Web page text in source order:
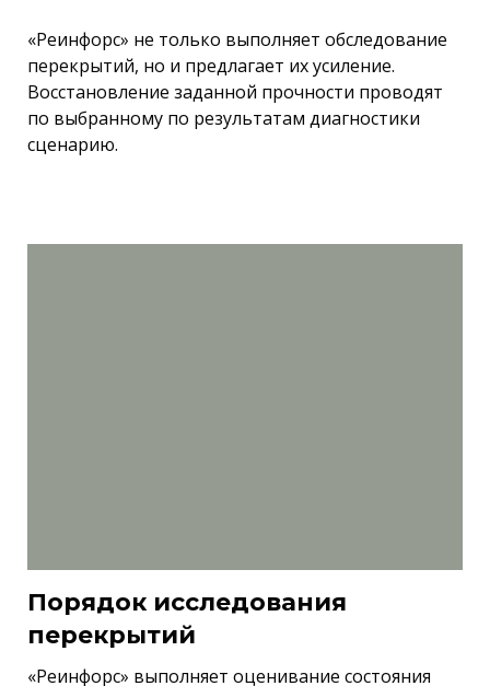
«Реинфорс» не только выполняет обследование
перекрытий, но и предлагает их усиление.
Восстановление заданной прочности проводят
по выбранному по результатам диагностики
сценарию.
Порядок исследования
перекрытий
«Реинфорс» выполняет оценивание состояния